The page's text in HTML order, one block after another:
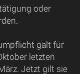
oder
galt für
letzten
Jetzt gilt sie